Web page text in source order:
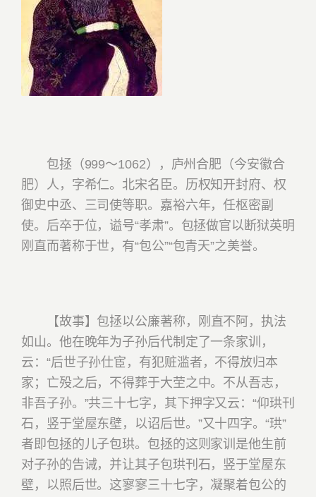
包拯（999～1062），庐州合肥（今安徽合
肥）人，字希仁。北宋名臣。历权知开封府、权
御史中丞、三司使等职。嘉裕六年，任枢密副
使。后卒于位，谥号“孝肃”。包拯做官以断狱英明
刚直而著称于世，有“包公”“包青天”之美誉。
【故事】包拯以公廉著称，刚直不阿，执法
如山。他在晚年为子孙后代制定了一条家训，
云： “后世子孙仕宦，有犯赃滥者，不得放归本
家；亡殁之后，不得葬于大茔之中。不从吾志，
非吾子孙。”共三十七字，其下押字又云：“仰珙刊
石，竖于堂屋东壁，以诏后世。”又十四字。“珙”
者即包拯的儿子包珙。包拯的这则家训是他生前
对子孙的告诫，并让其子包珙刊石，竖于堂屋东
壁，以照后世。这寥寥三十七字，凝聚着包公的